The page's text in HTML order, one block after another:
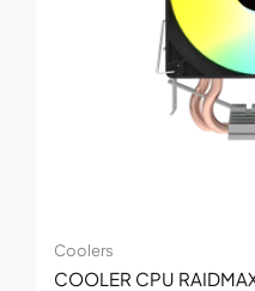
Coolers
COOLER CPU